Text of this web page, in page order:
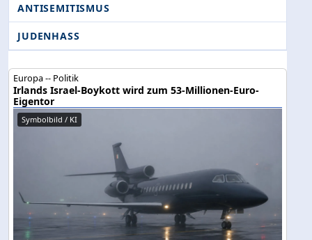
ANTISEMITISMUS
JUDENHASS
Europa -- Politik
Irlands Israel-Boykott wird zum 53-Millionen-Euro-
Eigentor
Symbolbild / KI